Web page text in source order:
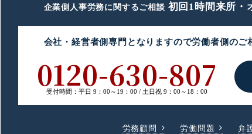
企業側人事労務に関するご相談 初回1時間来所・
会社・経営者側専門 となりますので労働者側のご
0120-630-807
受付時間：平日 9：00～19：00 / 土日祝 9：00～18：00
労務顧問 労働問題 弁